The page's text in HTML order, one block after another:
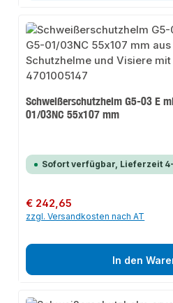
Schweißerschutzhelm G5-03 E
01/03NC 55x107 mm
Sofort verfügbar, Lieferzeit
Regulärer Preis:
€ 242,65
zzgl. Versandkosten nach AT
In den